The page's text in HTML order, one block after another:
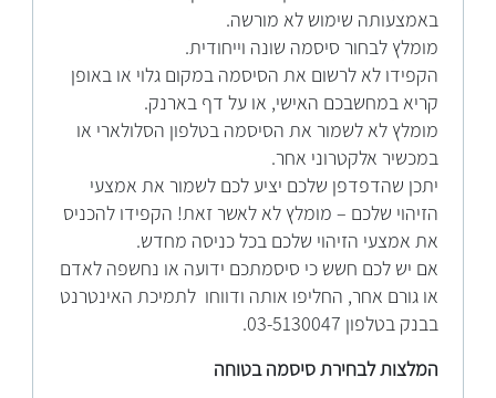
באמצעותה שימוש לא מורשה.
מומלץ לבחור סיסמה שונה וייחודית.
הקפידו לא לרשום את הסיסמה במקום גלוי או באופן
קריא במחשבכם האישי, או על דף בארנק.
מומלץ לא לשמור את הסיסמה בטלפון הסלולארי או
במכשיר אלקטרוני אחר.
יתכן שהדפדפן שלכם יציע לכם לשמור את אמצעי
הזיהוי שלכם – מומלץ לא לאשר זאת! הקפידו להכניס
את אמצעי הזיהוי שלכם בכל כניסה מחדש.
אם יש לכם חשש כי סיסמתכם ידועה או נחשפה לאדם
או גורם אחר, החליפו אותה ודווחו לתמיכת האינטרנט
בבנק בטלפון 03-5130047.
המלצות לבחירת סיסמה בטוחה